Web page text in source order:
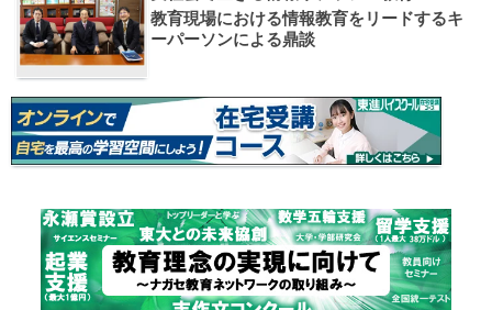
志作文コンクール 君の未来
情報